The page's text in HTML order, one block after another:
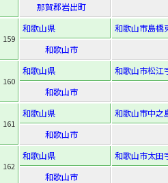
那賀郡岩出町
159
和歌山県
和歌山市島橋
和歌山市
160
和歌山県
和歌山市松江
和歌山市
161
和歌山県
和歌山市中之
和歌山市
162
和歌山県
和歌山市太田
和歌山市